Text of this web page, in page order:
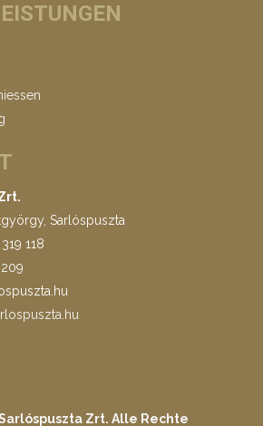
Sarlóspuszta
118
209
Zrt. Alle Rechte